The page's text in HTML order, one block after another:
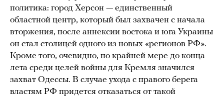
политика: город Херсон — единственный
областной центр, который был захвачен с начала
вторжения, после аннексии востока и юга Украины
он стал столицей одного из новых «регионов РФ».
Кроме того, очевидно, по крайней мере до конца
лета среди целей войны для Кремля значился
захват Одессы. В случае ухода с правого берега
властям РФ придется отказаться от такой